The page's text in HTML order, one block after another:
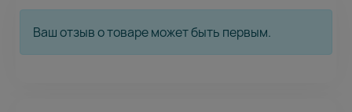
Ваш отзыв о товаре может быть первым.